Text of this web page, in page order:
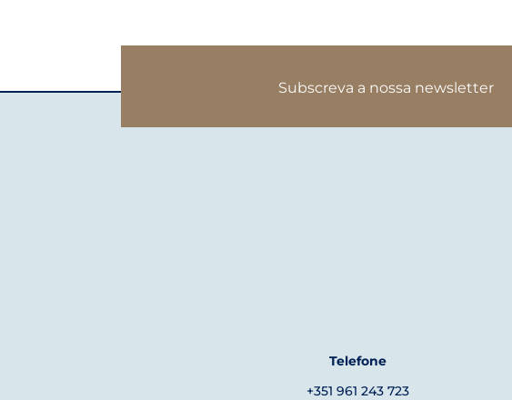
Subscreva a nossa newsletter
Telefone
+351 961 243 723